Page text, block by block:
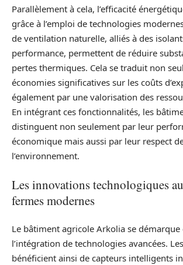
Parallèlement à cela, l’efficacité
grâce à l’emploi de technologies
de ventilation naturelle, alliés à des
performance, permettent de réduire
pertes thermiques. Cela se traduit non
économies significatives sur les coûts
également par une valorisation des
En intégrant ces fonctionnalités, les
distinguent non seulement par leur
économique mais aussi par leur respect
l’environnement.
Les innovations technologiques
fermes modernes
Le bâtiment agricole Arkolia se
l’intégration de technologies avancées.
bénéficient ainsi de capteurs intelligents